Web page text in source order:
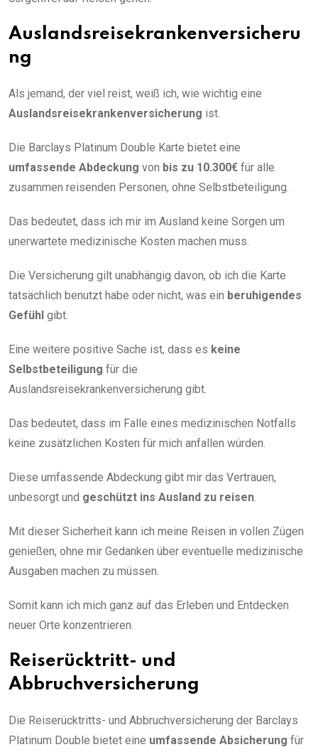
Auslandsreisekrankenversicheru
ng
Als jemand, der viel reist, weiß ich, wie wichtig eine
Auslandsreisekrankenversicherung ist.
Die Barclays Platinum Double Karte bietet eine
umfassende Abdeckung von bis zu 10.300€ für alle
zusammen reisenden Personen, ohne Selbstbeteiligung.
Das bedeutet, dass ich mir im Ausland keine Sorgen um
unerwartete medizinische Kosten machen muss.
Die Versicherung gilt unabhängig davon, ob ich die Karte
tatsächlich benutzt habe oder nicht, was ein beruhigendes
Gefühl gibt.
Eine weitere positive Sache ist, dass es keine
Selbstbeteiligung für die
Auslandsreisekrankenversicherung gibt.
Das bedeutet, dass im Falle eines medizinischen Notfalls
keine zusätzlichen Kosten für mich anfallen würden.
Diese umfassende Abdeckung gibt mir das Vertrauen,
unbesorgt und geschützt ins Ausland zu reisen
Mit dieser Sicherheit kann ich meine Reisen in vollen Zügen
genießen, ohne mir Gedanken über eventuelle medizinische
Ausgaben machen zu müssen.
Somit kann ich mich ganz auf das Erleben und Entdecken
neuer Orte konzentrieren.
Reiserücktritt- und
Abbruchversicherung
Die Reiserücktritts- und Abbruchversicherung der Barclays
Platinum Double bietet eine umfassende Absicherung für